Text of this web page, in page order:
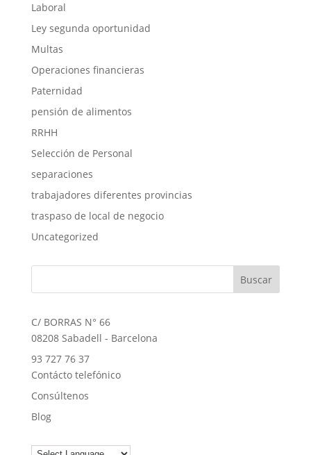
Laboral
Ley segunda oportunidad
Multas
Operaciones financieras
Paternidad
pensión de alimentos
RRHH
Selección de Personal
separaciones
trabajadores diferentes provincias
traspaso de local de negocio
Uncategorized
C/ BORRAS N° 66
08208 Sabadell - Barcelona
93 727 76 37
Contácto telefónico
Consúltenos
Blog